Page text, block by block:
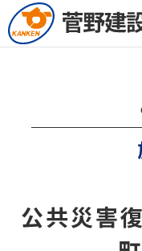
Service
公共災害